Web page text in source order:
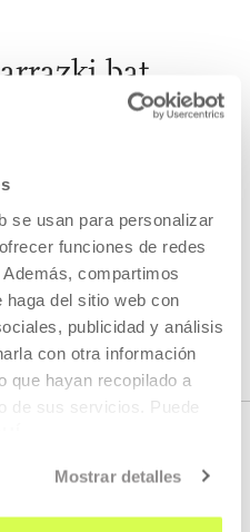
se usan para personalizar
funciones de redes
compartimos
del sitio web con
publicidad y análisis
con otra información
que hayan recopilado a
de sus servicios. Puede
Mostrar detalles
bat
gaitasuna